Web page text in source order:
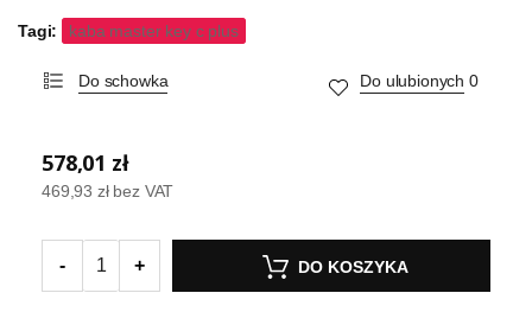
Tagi: kaba master key c plus
Do schowka Do ulubionych 0
578,01 zł
469,93 zł bez VAT
- + DO KOSZYKA